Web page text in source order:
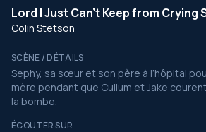
Lord I Just Can't Keep from Crying
Colin Stetson
SCÈNE / DÉTAILS
Sephy, sa sœur et son père à l’hôpital
mère pendant que Cullum et Jake
la bombe.
ÉCOUTER SUR